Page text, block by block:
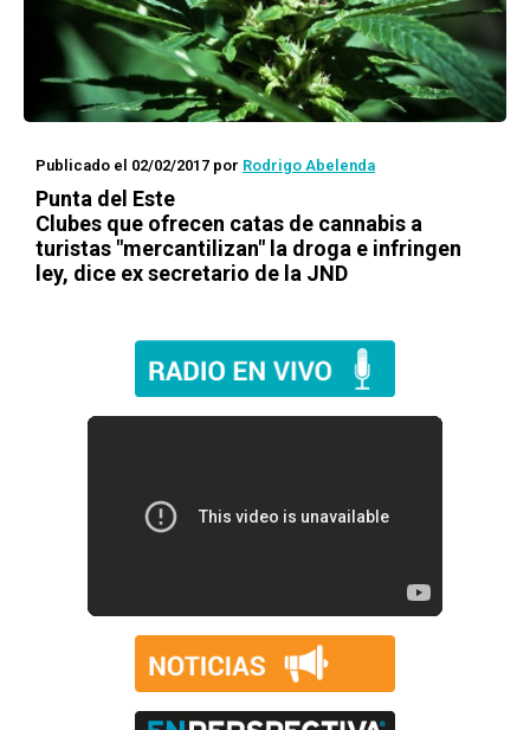
Publicado el 02/02/2017 por Rodrigo Abelenda
Punta del Este
Clubes que ofrecen catas de cannabis a
turistas "mercantilizan" la droga e infringen
ley, dice ex secretario de la JND